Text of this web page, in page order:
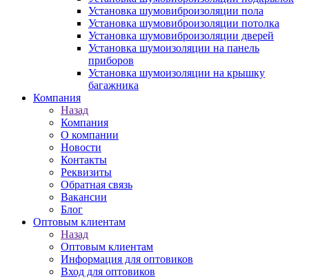
Установка шумовиброизоляции пола
Установка шумовиброизоляции потолка
Установка шумовиброизоляции дверей
Установка шумоизоляции на панель
приборов
Установка шумоизоляции на крышку
багажника
Компания
Назад
Компания
О компании
Новости
Контакты
Реквизиты
Обратная связь
Вакансии
Блог
Оптовым клиентам
Назад
Оптовым клиентам
Информация для оптовиков
Вход для оптовиков